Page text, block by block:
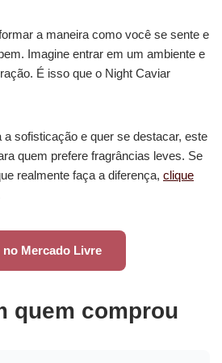
a maneira como você se sente e
Imagine entrar em um ambiente e
É isso que o Night Caviar
a sofisticação e quer se destacar, este
quem prefere fragrâncias leves. Se
realmente faça a diferença, clique
no Mercado Livre
quem comprou